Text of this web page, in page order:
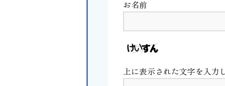
お名前
上に表示された文字を入力